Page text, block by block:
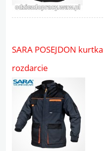
SARA POSEJDON
rozdarcie